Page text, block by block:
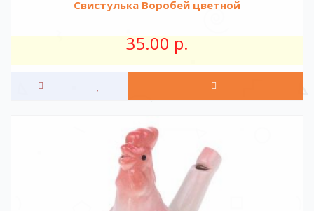
Свистулька Воробей цветной
35.00 р.